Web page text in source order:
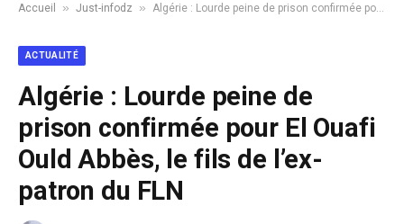
Accueil » Just-infodz » Algérie : Lourde peine de prison confirmée pour El Ouafi Ould Abbès, le fils de l’ex-patron du FLN
ACTUALITÉ
Algérie : Lourde peine de
prison confirmée pour El Ouafi
Ould Abbès, le fils de l’ex-
patron du FLN